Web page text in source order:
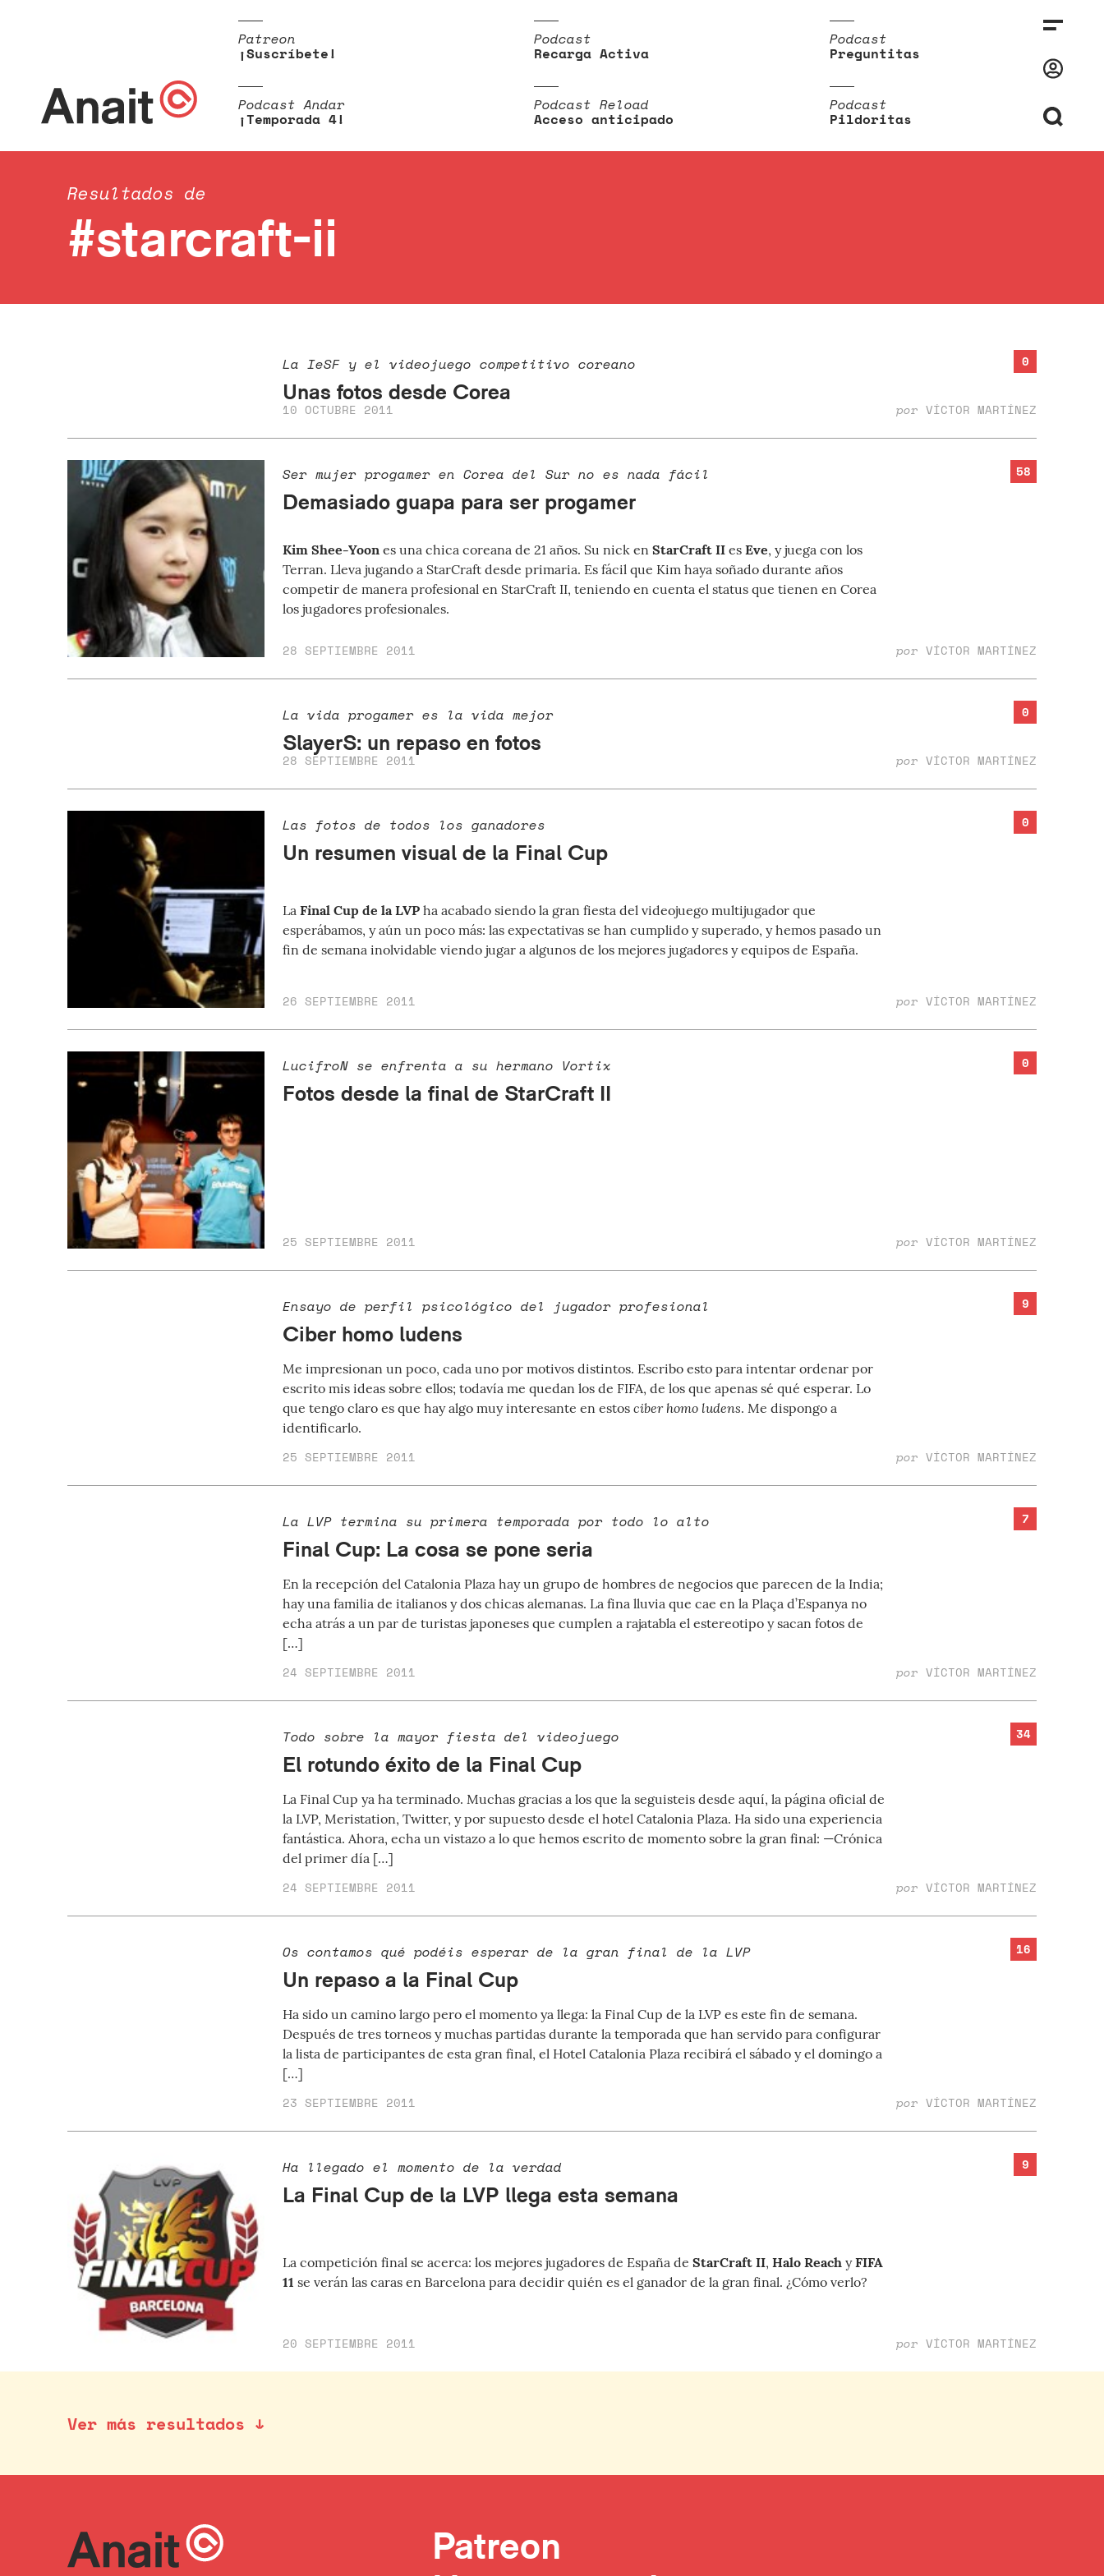
Patreon
¡Suscríbete!
Podcast
Recarga Activa
Podcast
Preguntitas
Podcast Andar
¡Temporada 4!
Podcast Reload
Acceso anticipado
Podcast
Pildoritas
Resultados de
#starcraft-ii
0
La IeSF y el videojuego competitivo coreano
Unas fotos desde Corea
10 OCTUBRE 2011 por VÍCTOR MARTÍNEZ
58
Ser mujer progamer en Corea del Sur no es nada fácil
Demasiado guapa para ser progamer
Kim Shee-Yoon es una chica coreana de 21 años. Su nick en StarCraft II es Eve, y juega con los
Terran. Lleva jugando a StarCraft desde primaria. Es fácil que Kim haya soñado durante años
competir de manera profesional en StarCraft II, teniendo en cuenta el status que tienen en Corea
los jugadores profesionales.
28 SEPTIEMBRE 2011 por VÍCTOR MARTÍNEZ
0
La vida progamer es la vida mejor
SlayerS: un repaso en fotos
28 SEPTIEMBRE 2011 por VÍCTOR MARTÍNEZ
0
Las fotos de todos los ganadores
Un resumen visual de la Final Cup
La Final Cup de la LVP ha acabado siendo la gran fiesta del videojuego multijugador que
esperábamos, y aún un poco más: las expectativas se han cumplido y superado, y hemos pasado un
fin de semana inolvidable viendo jugar a algunos de los mejores jugadores y equipos de España.
26 SEPTIEMBRE 2011 por VÍCTOR MARTÍNEZ
0
LucifroN se enfrenta a su hermano Vortix
Fotos desde la final de StarCraft II
25 SEPTIEMBRE 2011 por VÍCTOR MARTÍNEZ
9
Ensayo de perfil psicológico del jugador profesional
Ciber homo ludens
Me impresionan un poco, cada uno por motivos distintos. Escribo esto para intentar ordenar por
escrito mis ideas sobre ellos; todavía me quedan los de FIFA, de los que apenas sé qué esperar. Lo
que tengo claro es que hay algo muy interesante en estos ciber homo ludens. Me dispongo a
identificarlo.
25 SEPTIEMBRE 2011 por VÍCTOR MARTÍNEZ
7
La LVP termina su primera temporada por todo lo alto
Final Cup: La cosa se pone seria
En la recepción del Catalonia Plaza hay un grupo de hombres de negocios que parecen de la India;
hay una familia de italianos y dos chicas alemanas. La fina lluvia que cae en la Plaça d’Espanya no
echa atrás a un par de turistas japoneses que cumplen a rajatabla el estereotipo y sacan fotos de
[…]
24 SEPTIEMBRE 2011 por VÍCTOR MARTÍNEZ
34
Todo sobre la mayor fiesta del videojuego
El rotundo éxito de la Final Cup
La Final Cup ya ha terminado. Muchas gracias a los que la seguisteis desde aquí, la página oficial de
la LVP, Meristation, Twitter, y por supuesto desde el hotel Catalonia Plaza. Ha sido una experiencia
fantástica. Ahora, echa un vistazo a lo que hemos escrito de momento sobre la gran final: —Crónica
del primer día […]
24 SEPTIEMBRE 2011 por VÍCTOR MARTÍNEZ
16
Os contamos qué podéis esperar de la gran final de la LVP
Un repaso a la Final Cup
Ha sido un camino largo pero el momento ya llega: la Final Cup de la LVP es este fin de semana.
Después de tres torneos y muchas partidas durante la temporada que han servido para configurar
la lista de participantes de esta gran final, el Hotel Catalonia Plaza recibirá el sábado y el domingo a
[…]
23 SEPTIEMBRE 2011 por VÍCTOR MARTÍNEZ
9
Ha llegado el momento de la verdad
La Final Cup de la LVP llega esta semana
La competición final se acerca: los mejores jugadores de España de StarCraft II, Halo Reach yFIFA
11 se verán las caras en Barcelona para decidir quién es el ganador de la gran final. ¿Cómo verlo?
20 SEPTIEMBRE 2011 por VÍCTOR MARTÍNEZ
Ver más resultados ↓
Patreon